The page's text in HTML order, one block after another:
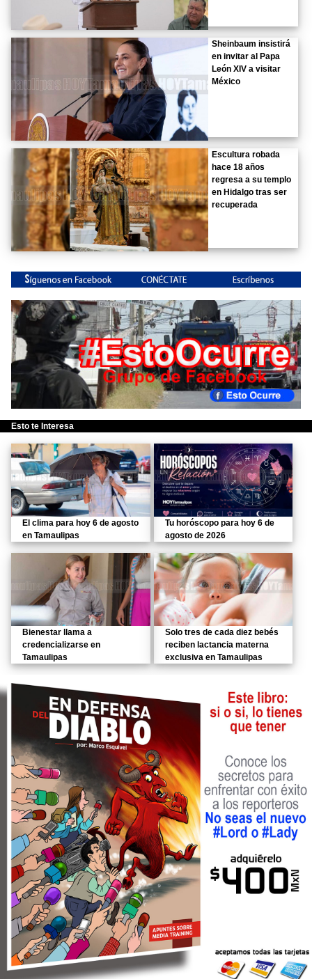
Sheinbaum insistirá
en invitar al Papa
León XIV a visitar
México
Escultura robada
hace 18 años
regresa a su templo
en Hidalgo tras ser
recuperada
Esto te Interesa
El clima para hoy 6 de agosto
en Tamaulipas
Tu horóscopo para hoy 6 de
agosto de 2026
Bienestar llama a
credencializarse en
Tamaulipas
Solo tres de cada diez bebés
reciben lactancia materna
exclusiva en Tamaulipas